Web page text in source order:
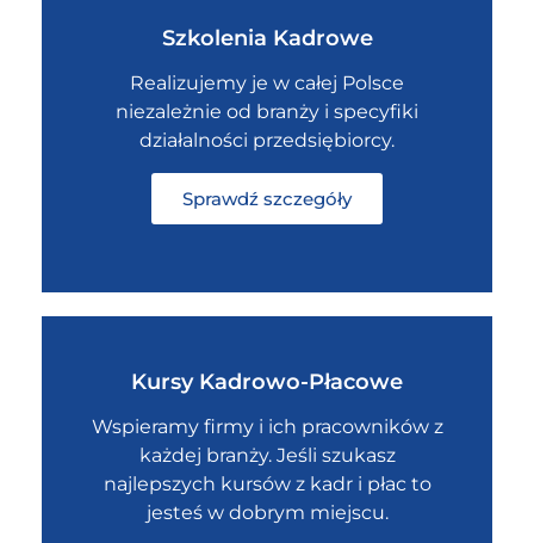
Szkolenia Kadrowe
Realizujemy je w całej Polsce
niezależnie od branży i specyfiki
działalności przedsiębiorcy.
Sprawdź szczegóły
Kursy Kadrowo-Płacowe
Wspieramy firmy i ich pracowników z
każdej branży. Jeśli szukasz
najlepszych kursów z kadr i płac to
jesteś w dobrym miejscu.